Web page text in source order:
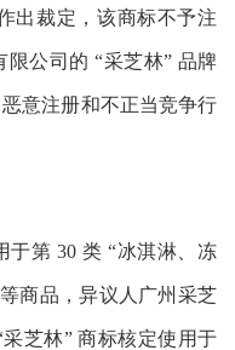
出裁定，该商标不予注
公司的 “采芝林” 品牌
意注册和不正当竞争行
第 30 类 “冰淇淋、冻
商品，异议人广州采芝
芝林” 商标核定使用于